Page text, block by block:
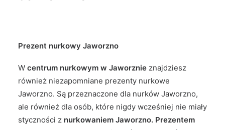
Prezent nurkowy Jaworzno
W centrum nurkowym w Jaworznie znajdziesz
również niezapomniane prezenty nurkowe
Jaworzno. Są przeznaczone dla nurków Jaworzno,
ale również dla osób, które nigdy wcześniej nie miały
styczności z nurkowaniem Jaworzno. Prezentem